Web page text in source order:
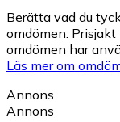
Berätta vad du
omdömen.
omdömen har
Läs mer om
Annons
Annons